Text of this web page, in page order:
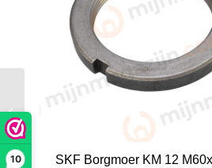
10 SKF Borgmoer KM 12
M70x2.0